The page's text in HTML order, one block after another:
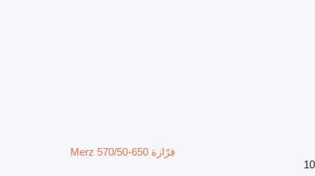
فرّازة Merz 570/50-650
10